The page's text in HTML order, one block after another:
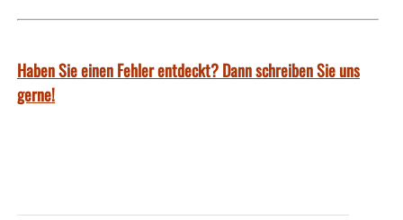
Haben Sie einen Fehler entdeckt? Dann schreiben Sie uns
gerne!